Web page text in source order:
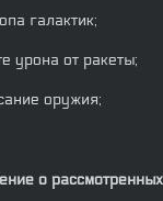
галактик;
урона от ракеты;
оружия;
о